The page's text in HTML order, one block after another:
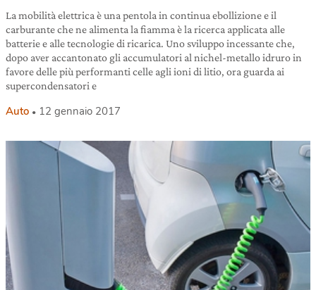
La mobilità elettrica è una pentola in continua ebollizione e il
carburante che ne alimenta la fiamma è la ricerca applicata alle
batterie e alle tecnologie di ricarica. Uno sviluppo incessante che,
dopo aver accantonato gli accumulatori al nichel-metallo idruro in
favore delle più performanti celle agli ioni di litio, ora guarda ai
supercondensatori e
Auto 12 gennaio 2017